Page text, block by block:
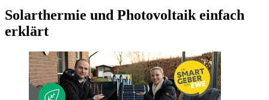
Solarthermie und Photovoltaik einfach
erklärt